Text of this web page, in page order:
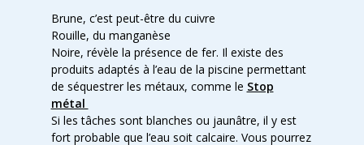
Brune, c’est peut-être du cuivre
Rouille, du manganèse
Noire, révèle la présence de fer. Il existe des
produits adaptés à l’eau de la piscine permettant
de séquestrer les métaux, comme le Stop
métal
Si les tâches sont blanches ou jaunâtre, il y est
fort probable que l’eau soit calcaire. Vous pourrez